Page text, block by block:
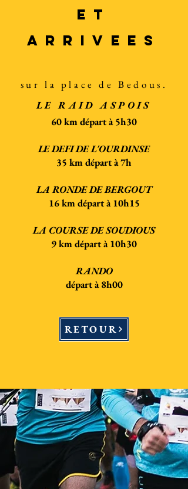
ET
ARRIVEES
sur la place de Bedous.
LE RAID ASPOIS
60 km départ à 5h30
LE DEFI DE L'OURDINSE
35 km départ à 7h
LA RONDE DE BERGOUT
16 km départ à 10h15
LA COURSE DE SOUDIOUS
9 km départ à 10h30
RANDO
départ à 8h00
RETOUR